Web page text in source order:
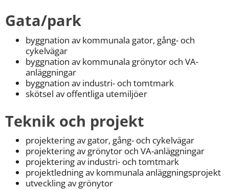
Gata/park
byggnation av kommunala gator, gång- och
cykelvägar
byggnation av kommunala grönytor och VA-
anläggningar
byggnation av industri- och tomtmark
skötsel av offentliga utemiljöer
Teknik och projekt
projektering av gator, gång- och cykelvägar
projektering av grönytor och VA-anläggningar
projektering av industri- och tomtmark
projektledning av kommunala anläggningsprojekt
utveckling av grönytor